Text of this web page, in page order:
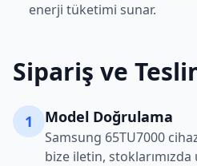
enerji tüketimi sunar.
Sipariş ve
1 Model Doğrulama
Samsung 65TU7000
bize iletin,